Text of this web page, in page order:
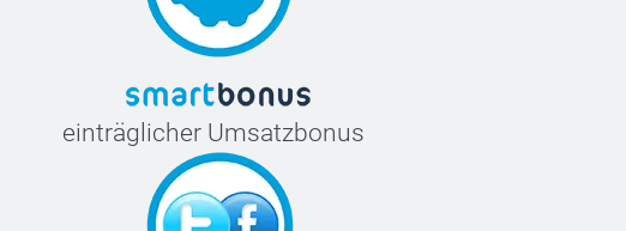
einträglicher Umsatzbonus